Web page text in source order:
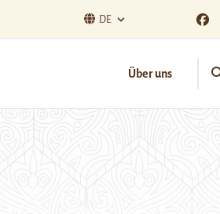
DE
Über uns